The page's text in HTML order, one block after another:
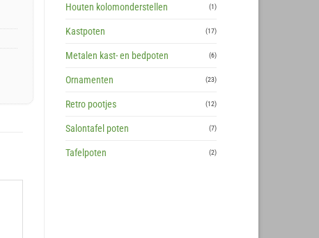
Houten kolomonderstellen (1)
Kastpoten (17)
Metalen kast- en bedpoten (6)
Ornamenten (23)
Retro pootjes (12)
Salontafel poten (7)
Tafelpoten (2)